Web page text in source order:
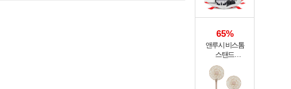
65%
앤루시 비스톰
스탠드
써큘레이터 ASF-
200A